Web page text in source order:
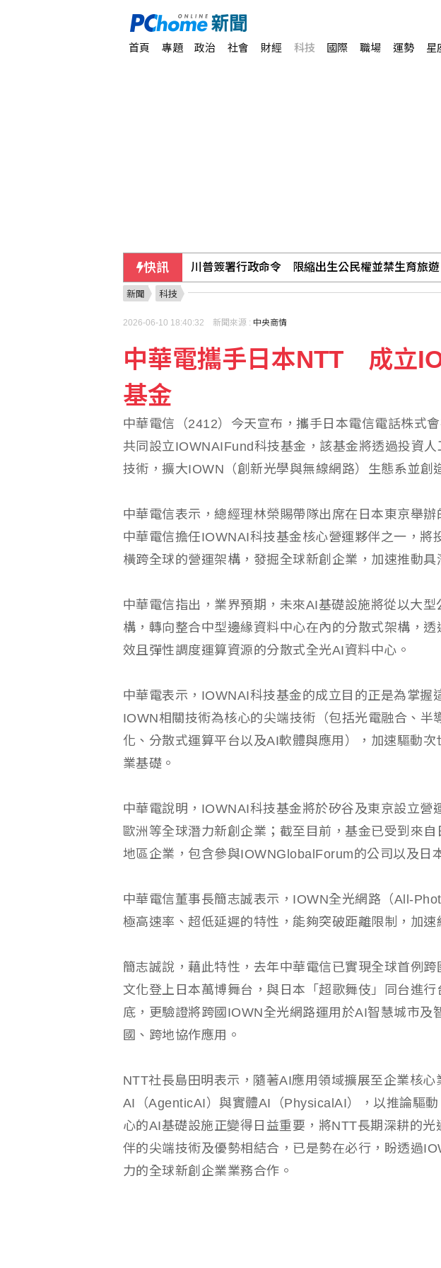
首頁 專題 政治 社會 財經 科技 國際 職場 運勢 星
快訊 川普簽署行政命令 限縮出生公民權並禁生育旅遊
新聞 科技
2026-06-10 18:40:32 新聞來源 : 中央商情
中華電攜手日本NTT 成立
基金
中華電信（2412）今天宣布，攜手日本電信電話株式
共同設立IOWNAIFund科技基金，該基金將透過投資
技術，擴大IOWN（創新光學與無線網路）生態系並創
中華電信表示，總經理林榮賜帶隊出席在日本東京舉辦
中華電信擔任IOWNAI科技基金核心營運夥伴之一，將
橫跨全球的營運架構，發掘全球新創企業，加速推動具
中華電信指出，業界預期，未來AI基礎設施將從以大
構，轉向整合中型邊緣資料中心在內的分散式架構，
效且彈性調度運算資源的分散式全光AI資料中心。
中華電表示，IOWNAI科技基金的成立目的正是為掌握
IOWN相關技術為核心的尖端技術（包括光電融合、半
化、分散式運算平台以及AI軟體與應用），加速驅動
業基礎。
中華電說明，IOWNAI科技基金將於矽谷及東京設立營
歐洲等全球潛力新創企業；截至目前，基金已受到來
地區企業，包含參與IOWNGlobalForum的公司以及日
中華電信董事長簡志誠表示，IOWN全光網路（All-
極高速率、超低延遲的特性，能夠突破距離限制，加速
簡志誠說，藉此特性，去年中華電信已實現全球首例跨
文化登上日本萬博舞台，與日本「超歌舞伎」同台進行
底，更驗證將跨國IOWN全光網路運用於AI智慧城市及
國、跨地協作應用。
NTT社長島田明表示，隨著AI應用領域擴展至企業核心
AI（AgenticAI）與實體AI（PhysicalAI），以推論驅
心的AI基礎設施正變得日益重要，將NTT長期深耕的
伴的尖端技術及優勢相結合，已是勢在必行，盼透過
力的全球新創企業業務合作。